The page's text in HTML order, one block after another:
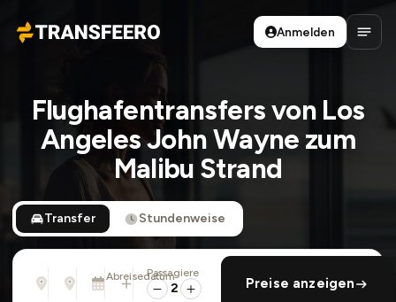
Transfeero
Anmelden
Flughafentransfers von Los
Angeles John Wayne zum
Malibu Strand
Transfer Stundenweise
Von
Adresse, Flughafen, Hotel, ...
Nach
Adresse, Flughafen, Hotel, ...
Abreisedatum
Di., 11. Aug. · 01:45 PM
rückfahrt hinzufügen
Passagiere
2 Preise anzeigen